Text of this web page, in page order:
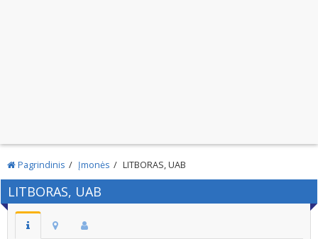
Pagrindinis Įmonės LITBORAS, UAB
LITBORAS, UAB